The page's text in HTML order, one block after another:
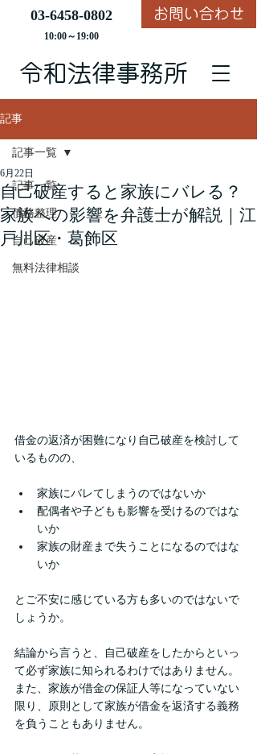
03-6458-0802
10:00～19:00
お問い合わせ
​令和法律事務所
記事
記事一覧
債務整理
自己破産
無料法律相談
記事一覧
自己破産すると家族にバレる？
家族への影響を弁護士が解説｜江
戸川区・葛飾区
6月22日
借金の返済が困難になり自己破産を検討して
いるものの、
家族にバレてしまうのではないか
配偶者や子どもも影響を受けるのではな
いか
家族の財産まで失うことになるのではな
いか
とご不安に感じている方も多いのではないで
しょうか。
結論から言うと、自己破産をしたからといっ
て必ず家族に知られるわけではありません。
また、家族が借金の保証人等になっていない
限り、原則として家族が借金を返済する義務
を負うこともありません。